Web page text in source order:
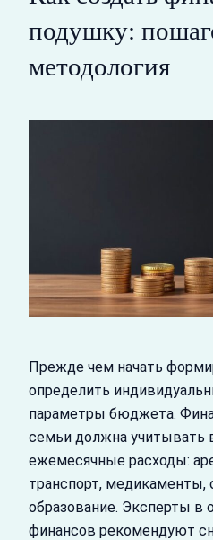
подушку:
методология
Прежде чем начать
определить
параметры бюджета.
семьи должна учитывать
ежемесячные расходы:
транспорт, медикаменты,
образование. Эксперты в
финансов рекомендуют